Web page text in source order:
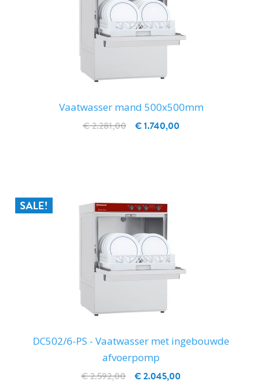
Vaatwasser mand 500x500mm
€ 1.740,00
€ 2.281,00
SALE!
DC502/6-PS - Vaatwasser met ingebouwde
afvoerpomp
€ 2.045,00
€ 2.592,00